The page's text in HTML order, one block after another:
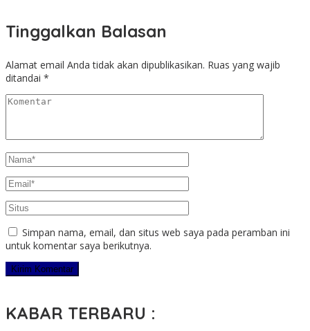
Tinggalkan Balasan
Alamat email Anda tidak akan dipublikasikan. Ruas yang wajib
ditandai *
Simpan nama, email, dan situs web saya pada peramban ini
untuk komentar saya berikutnya.
KABAR TERBARU :